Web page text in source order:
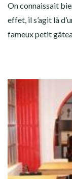
On connaissait
effet, il s’agit là
fameux petit